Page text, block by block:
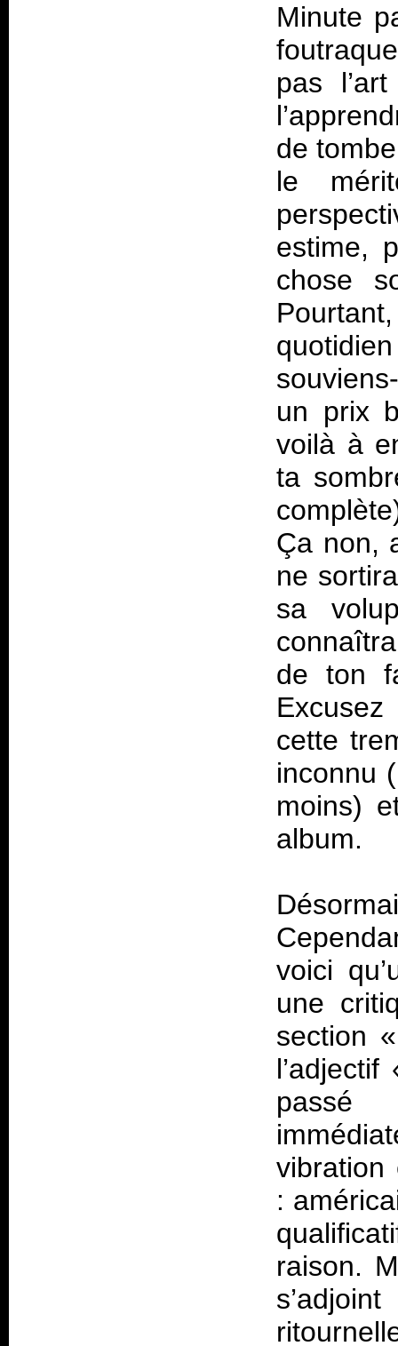
Minute
pas
de
le
estime,
chose
un prix
voilà à
ta
Ça non,
ne
sa
de ton
cette
inconnu
moins)
album.
voici
une
section
vibration
:
raison.